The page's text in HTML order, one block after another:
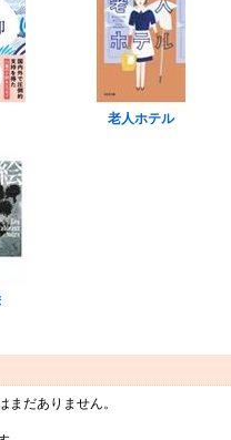
老人ホテル
まだありません。